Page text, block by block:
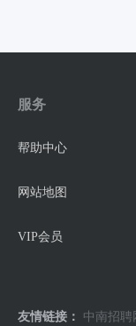
服务
帮助中心
网站地图
VIP会员
友情链接： 中南招聘